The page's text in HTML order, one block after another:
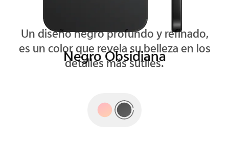
Rosa Aurora
Un diseño rosa radiante con destellos
tornasol que capturan miradas.